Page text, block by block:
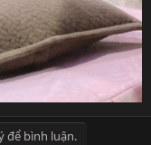
để bình luận.